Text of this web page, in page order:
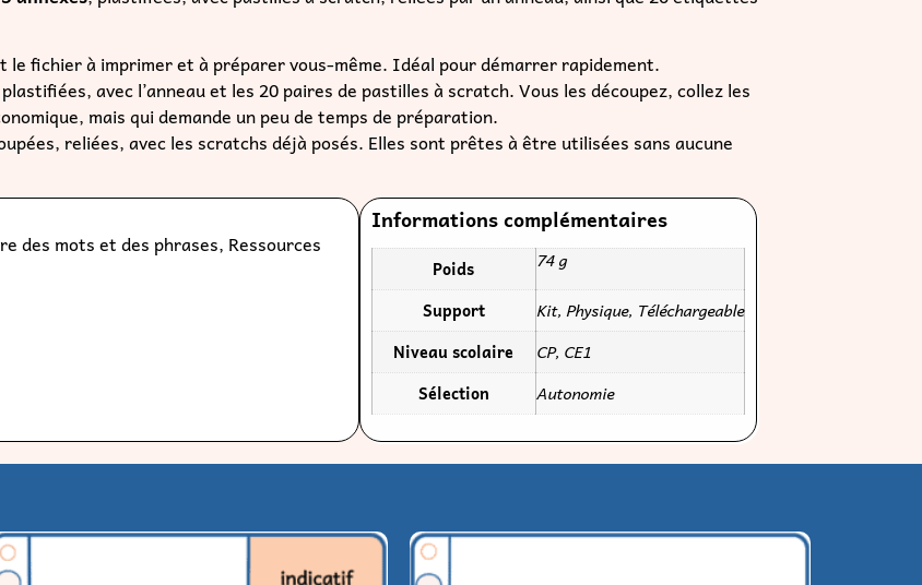
Lire des mots et des phrases
Ressources
Poids
74 g
Support
Niveau scolaire
Sélection
Autonomie